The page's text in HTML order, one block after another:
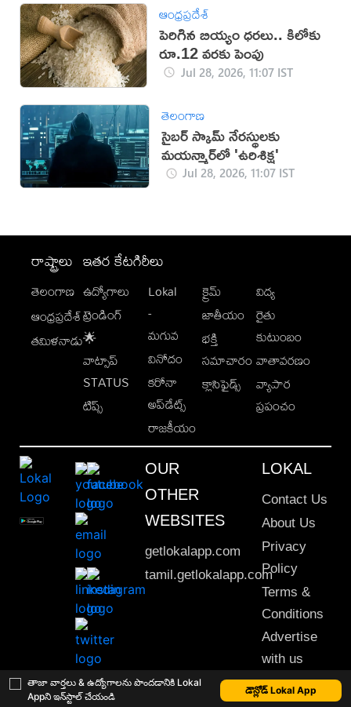
తాజా వార్తలు & ఉద్యోగాలను పొందడానికి Lokal
Appని ఇన్‌స్టాల్ చేయండి
డౌన్లోడ్ Lokal App
ఆంధ్రప్రదేశ్
పెరిగిన బియ్యం ధరలు.. కిలోకు
రూ.12 వరకు పెంపు
Jul 28, 2026, 11:07 IST
తెలంగాణ
సైబర్ స్కామ్ నేరస్థులకు
మయన్మార్‌లో 'ఉరిశిక్ష'
Jul 28, 2026, 11:07 IST
రాష్ట్రాలు
తెలంగాణ
ఆంధ్రప్రదేశ్
తమిళనాడు
ఇతర కేటగిరీలు
ఉద్యోగాలు
ట్రెండింగ్
🌟
వాట్సాప్
STATUS
టిప్స్
Lokal
-
మగువ
వినోదం
కరోనా
అప్‌డేట్స్
రాజకీయం
క్రైమ్
జాతీయం
భక్తి
సమాచారం
క్లాసిఫైడ్స్
విద్య
రైతు
కుటుంబం
వాతావరణం
వ్యాపార
ప్రపంచం
OUR
OTHER
WEBSITES
getlokalapp.com
tamil.getlokalapp.com
LOKAL
Contact Us
About Us
Privacy
Policy
Terms &
Conditions
Advertise
with us
Sitemap
This material may not be published, transmitted, rewritten or redistributed. © 2020 Lokal App. All rights reserved.